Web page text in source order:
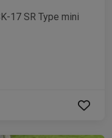
17 SR Type mini